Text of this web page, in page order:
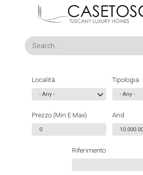
contentSearch
Località Tipologia
Prezzo (Min E Max) And
Riferimento